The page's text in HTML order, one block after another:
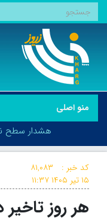
منو اصلی
هشدار سطح
هشدار سطح
کد خبر :
۸۱,۰۸۳
۱۵ تیر ۱۴۰۵
۱۱:۳۷
هر روز